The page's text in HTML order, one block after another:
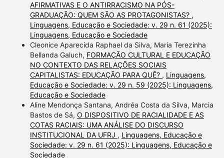
AFIRMATIVAS E O ANTIRRACISMO NA PÓS-
GRADUAÇÃO: QUEM SÃO AS PROTAGONISTAS? ,
Linguagens, Educação e Sociedade: v. 29 n. 61 (2025):
Linguagens, Educação e Sociedade
Cleonice Aparecida Raphael da Silva, Maria Terezinha
Bellanda Galuch, FORMAÇÃO CULTURAL E EDUCAÇÃO
NO CONTEXTO DAS RELAÇÕES SOCIAIS
CAPITALISTAS: EDUCAÇÃO PARA QUÊ? , Linguagens,
Educação e Sociedade: v. 29 n. 59 (2025): Linguagens,
Educação e Sociedade
Aline Mendonça Santana, Andréa Costa da Silva, Marcia
Bastos de Sá, O DISPOSITIVO DE RACIALIDADE E AS
COTAS RACIAIS: UMA ANÁLISE DO DISCURSO
INSTITUCIONAL DA UFRJ , Linguagens, Educação e
Sociedade: v. 29 n. 61 (2025): Linguagens, Educação e
Sociedade